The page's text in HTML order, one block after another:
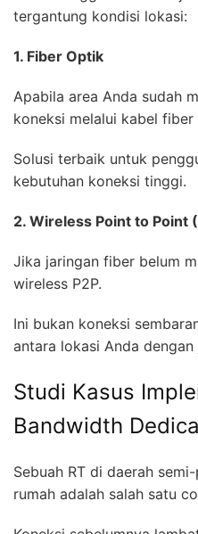
tergantung kondisi lokasi:
1. Fiber Optik
Apabila area Anda sudah
koneksi melalui kabel
Solusi terbaik untuk
kebutuhan koneksi tinggi.
2. Wireless Point to Point
Jika jaringan fiber belum
wireless P2P.
Ini bukan koneksi
antara lokasi Anda
Studi Kasus
Bandwidth
Sebuah RT di daerah
rumah adalah salah satu